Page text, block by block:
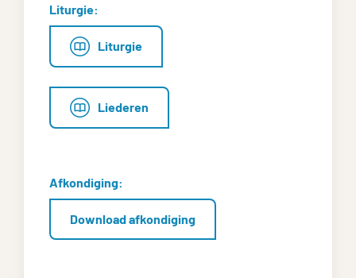
Liturgie:
Liturgie
Liederen
Afkondiging:
Download afkondiging